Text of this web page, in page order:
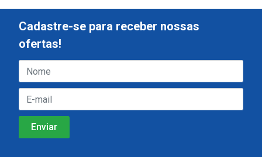
Cadastre-se para receber nossas
ofertas!